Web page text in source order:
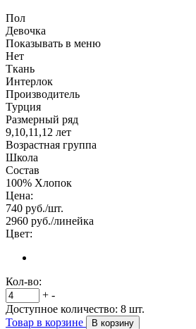
Пол
Девочка
Показывать в меню
Нет
Ткань
Интерлок
Производитель
Турция
Размерный ряд
9,10,11,12 лет
Возрастная группа
Школа
Состав
100% Хлопок
Цена:
740 руб./шт.
2960 руб./линейка
Цвет:
Кол-во:
+ -
Доступное количество: 8 шт.
Товар в корзине
В корзину